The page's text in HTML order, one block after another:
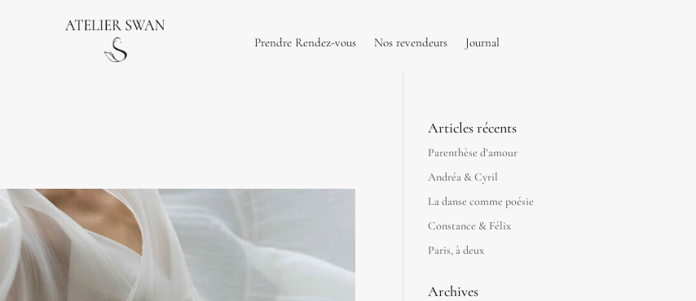
Prendre Rendez-vous Nos revendeurs Journal
Articles récents
Parenthèse d’amour
Andréa & Cyril
La danse comme poésie
Constance & Félix
Paris, à deux
Archives